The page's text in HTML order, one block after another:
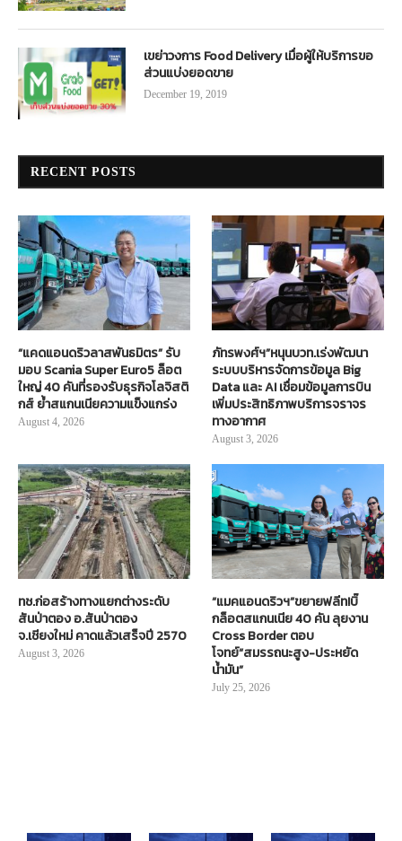
เขย่าวงการ Food Delivery เมื่อผู้ให้บริการขอ
ส่วนแบ่งยอดขาย
December 19, 2019
RECENT POSTS
“แคดแอนดริวลาสพันธมิตร” รับ
มอบ Scania Super Euro5 ล็อต
ใหญ่ 40 คันที่รองรับธุรกิจโลจิสติ
กส์ ย้ำสแกนเนียความแข็งแกร่ง
August 4, 2026
ภัทรพงศ์ฯ”หนุนบวท.เร่งพัฒนา
ระบบบริหารจัดการข้อมูล Big
Data และ AI เชื่อมข้อมูลการบิน
เพิ่มประสิทธิภาพบริการจราจร
ทางอากาศ
August 3, 2026
ทช.ก่อสร้างทางแยกต่างระดับ
สันป่าตอง อ.สันป่าตอง
จ.เชียงใหม่ คาดแล้วเสร็จปี 2570
August 3, 2026
“แมคแอนดริวฯ”ขยายฟลีท!บิ๊
กล็อตสแกนเนีย 40 คัน ลุยงาน
Cross Border ตอบ
โจทย์“สมรรถนะสูง-ประหยัด
น้ำมัน”
July 25, 2026